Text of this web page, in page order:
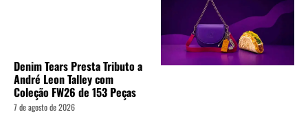
Denim Tears Presta Tributo a
André Leon Talley com
Coleção FW26 de 153 Peças
7 de agosto de 2026